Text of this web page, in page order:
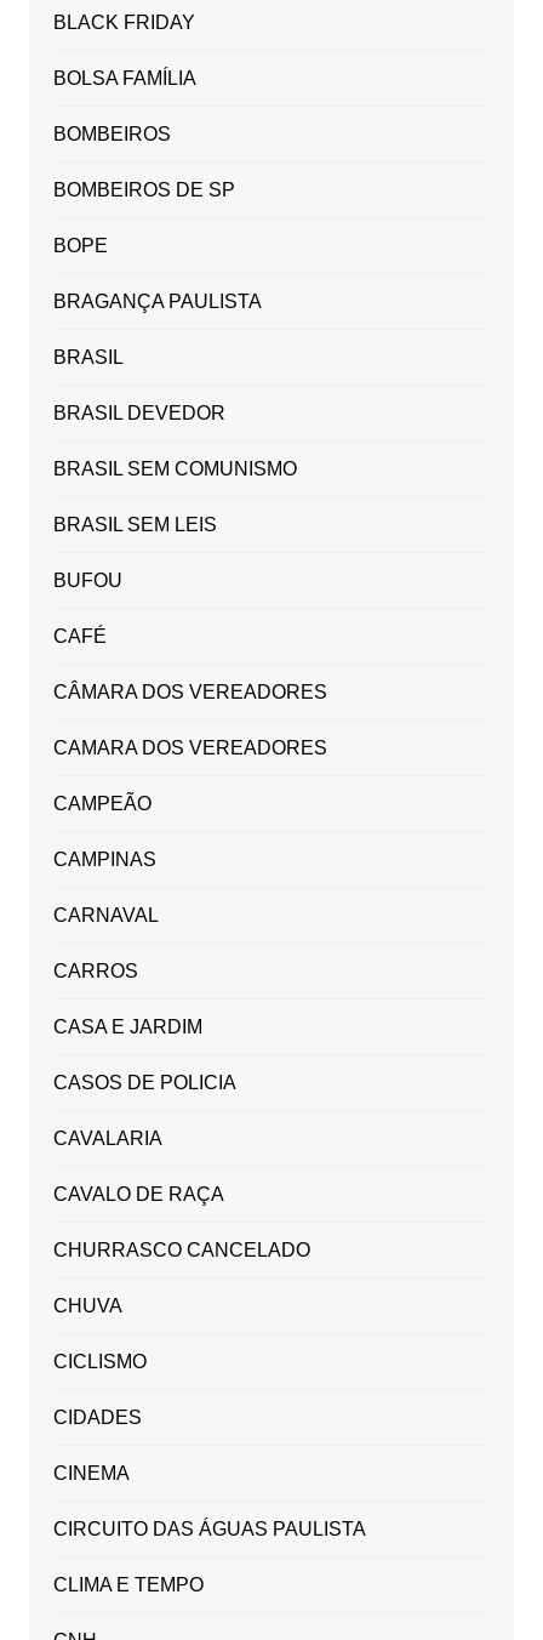
BLACK FRIDAY
BOLSA FAMÍLIA
BOMBEIROS
BOMBEIROS DE SP
BOPE
BRAGANÇA PAULISTA
BRASIL
BRASIL DEVEDOR
BRASIL SEM COMUNISMO
BRASIL SEM LEIS
BUFOU
CAFÉ
CÂMARA DOS VEREADORES
CAMARA DOS VEREADORES
CAMPEÃO
CAMPINAS
CARNAVAL
CARROS
CASA E JARDIM
CASOS DE POLICIA
CAVALARIA
CAVALO DE RAÇA
CHURRASCO CANCELADO
CHUVA
CICLISMO
CIDADES
CINEMA
CIRCUITO DAS ÁGUAS PAULISTA
CLIMA E TEMPO